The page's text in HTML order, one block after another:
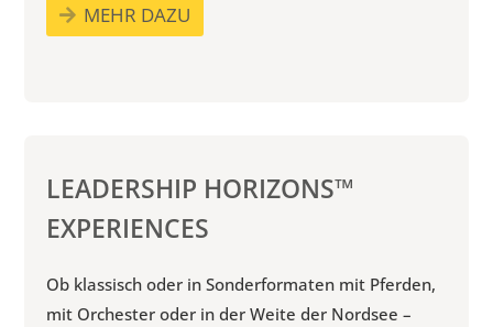
MEHR DAZU
LEADERSHIP HORIZONS™
EXPERIENCES
Ob klassisch oder in Sonderformaten mit Pferden,
mit Orchester oder in der Weite der Nordsee –